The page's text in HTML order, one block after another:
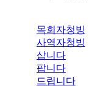
목회자청빙
사역자청빙
삽니다
팝니다
드립니다